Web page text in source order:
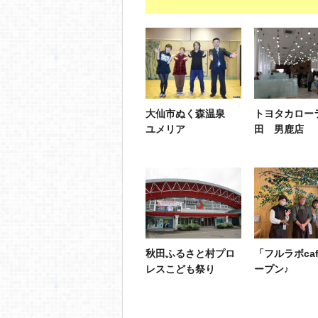
大仙市ぬく森温泉
ユメリア
トヨタカロー
田 男鹿店
秋田ふるさと村プロ
レスこども祭り
「フルラボ
ープン♪